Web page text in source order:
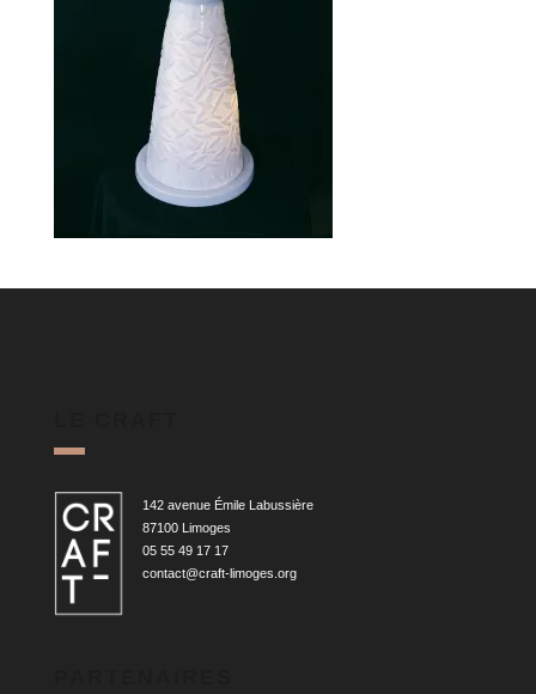
142 avenue Émile Labussière
87100 Limoges
05 55 49 17 17
contact@craft-limoges.org